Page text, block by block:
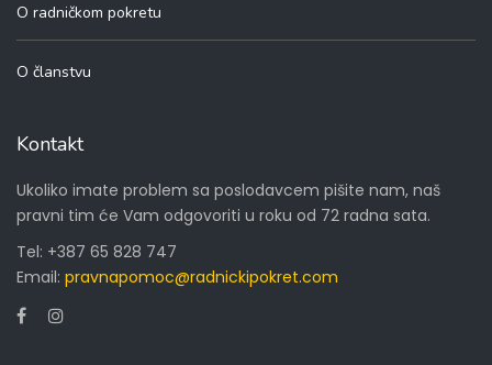
O radničkom pokretu
O članstvu
Kontakt
Ukoliko imate problem sa poslodavcem pišite nam, naš
pravni tim će Vam odgovoriti u roku od 72 radna sata.
Tel: +387 65 828 747
Email: pravnapomoc@radnickipokret.com